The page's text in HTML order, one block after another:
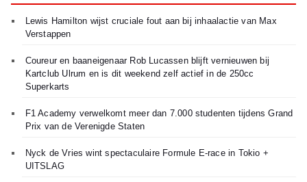
Lewis Hamilton wijst cruciale fout aan bij inhaalactie van Max
Verstappen
Coureur en baaneigenaar Rob Lucassen blijft vernieuwen bij
Kartclub Ulrum en is dit weekend zelf actief in de 250cc
Superkarts
F1 Academy verwelkomt meer dan 7.000 studenten tijdens Grand
Prix van de Verenigde Staten
Nyck de Vries wint spectaculaire Formule E-race in Tokio +
UITSLAG